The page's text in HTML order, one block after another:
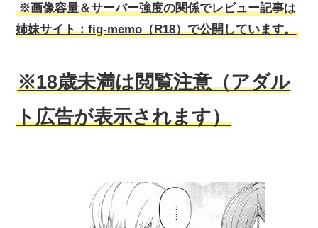
※画像容量＆サーバー強度の関係でレビュー記事は
姉妹サイト：fig-memo（R18）で公開しています。
※18歳未満は閲覧注意（アダル
ト広告が表示されます）